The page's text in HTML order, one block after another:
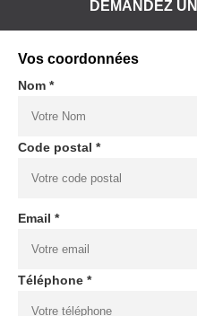
DEMANDEZ
Vos coordonnées
Nom *
Code postal *
Email *
Téléphone *